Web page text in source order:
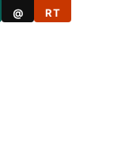
@ RT